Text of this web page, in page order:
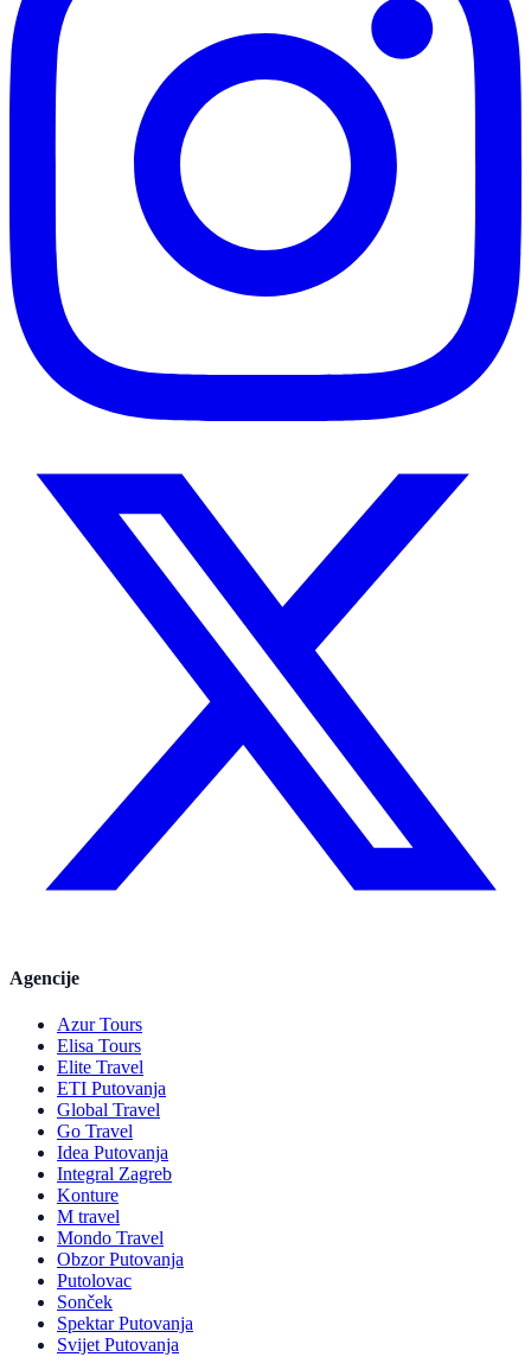
Agencije
Azur Tours
Elisa Tours
Elite Travel
ETI Putovanja
Global Travel
Go Travel
Idea Putovanja
Integral Zagreb
Konture
M travel
Mondo Travel
Obzor Putovanja
Putolovac
Sonček
Spektar Putovanja
Svijet Putovanja